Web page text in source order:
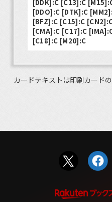
[DDK]:C [C13]:C
[DDO]:C [DTK]:C
[BFZ]:C [C15]:C
[CMA]:C [C17]:C
[C18]:C [M20]:C
カードテキストは印刷カード